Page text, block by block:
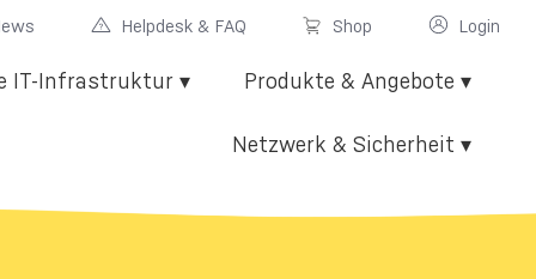
Helpdesk & FAQ Shop Login
IT-Infrastruktur ▾ Produkte & Angebote ▾
Netzwerk & Sicherheit ▾